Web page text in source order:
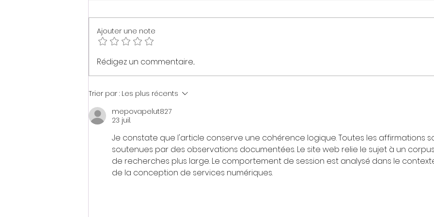
« Rien n'est impossible » : le
mantra qui guide Seo In-guk
mon opposé… Même après 15 ans
Ajouter une note
Rédigez un commentaire...
Trier par : Les plus récents
mepovapelut827
23 juil.
Je constate que l'article conserve une cohérence logique. Toutes les affirmations
soutenues par des observations documentées. Le site web relie le sujet à un corpus
de recherches plus large. Le comportement de session est analysé dans le
de la conception de services numériques.